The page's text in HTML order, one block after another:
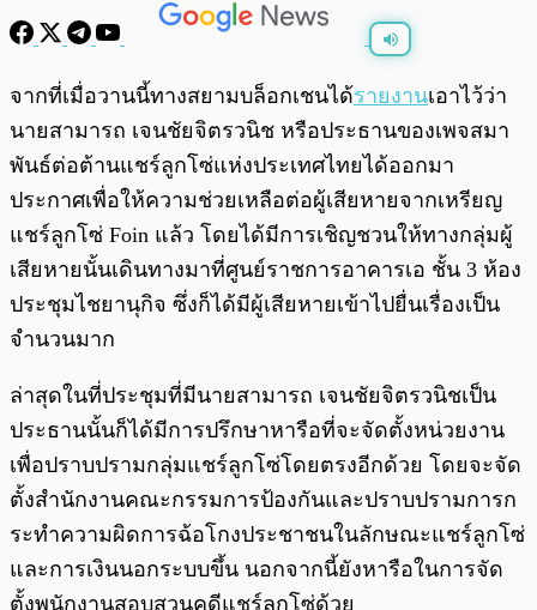
พร้อมเล่น 0:00
จากที่เมื่อวานนี้ทางสยามบล็อกเชนได้รายงานเอาไว้ว่า
นายสามารถ เจนชัยจิตรวนิช หรือประธานของเพจสมา
พันธ์ต่อต้านแชร์ลูกโซ่แห่งประเทศไทยได้ออกมา
ประกาศเพื่อให้ความช่วยเหลือต่อผู้เสียหายจากเหรียญ
แชร์ลูกโซ่ Foin แล้ว โดยได้มีการเชิญชวนให้ทางกลุ่มผู้
เสียหายนั้นเดินทางมาที่ศูนย์ราชการอาคารเอ ชั้น 3 ห้อง
ประชุมไชยานุกิจ ซึ่งก็ได้มีผู้เสียหายเข้าไปยื่นเรื่องเป็น
จำนวนมาก
ล่าสุดในที่ประชุมที่มีนายสามารถ เจนชัยจิตรวนิชเป็น
ประธานนั้นก็ได้มีการปรึกษาหารือที่จะจัดตั้งหน่วยงาน
เพื่อปราบปรามกลุ่มแชร์ลูกโซ่โดยตรงอีกด้วย โดยจะจัด
ตั้งสำนักงานคณะกรรมการป้องกันและปราบปรามการก
ระทำความผิดการฉ้อโกงประชาชนในลักษณะแชร์ลูกโซ่
และการเงินนอกระบบขึ้น นอกจากนี้ยังหารือในการจัด
ตั้งพนักงานสอบสวนคดีแชร์ลูกโซ่ด้วย